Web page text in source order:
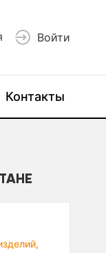
Войти
Контакты